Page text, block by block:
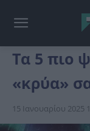
Τα 5 πιο
«κρύα»
15 Ιανουαρίου 2025